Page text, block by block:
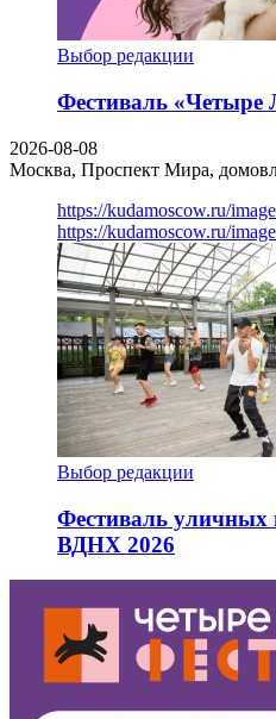
Выбор редакции
Фестиваль «Четыре
2026-08-08
Москва, Проспект Мира,
https://kudamoscow.ru/
https://kudamoscow.ru/
Выбор редакции
Фестиваль уличных
ВДНХ 2026